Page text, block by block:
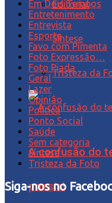
Editorial
Síntese
Tristeza da
A confusão do
poesia!
Em Dois Tempos
Entretenimento
Entrevista
Esporte
Favo com Pimenta
Foto Expressão…
Foto Piada
Geral
Lazer
Opinião
Política
Ponto Social
Saúde
Sem categoria
Síntese
Tristeza da Foto
Siga-nos no